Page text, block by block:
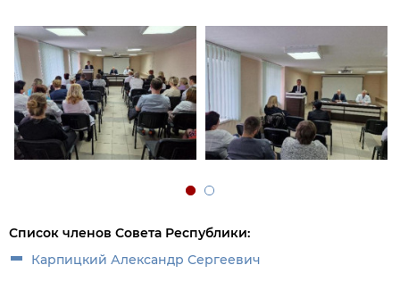
Список членов Совета Республики:
Карпицкий Александр Сергеевич